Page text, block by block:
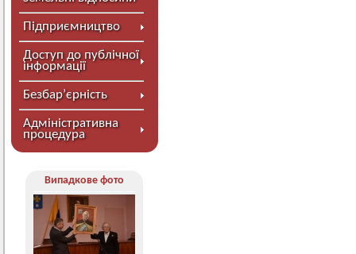
Підприємництво
Доступ до публічної
інформації
Безбар’єрність
Адміністративна
процедура
Випадкове фото